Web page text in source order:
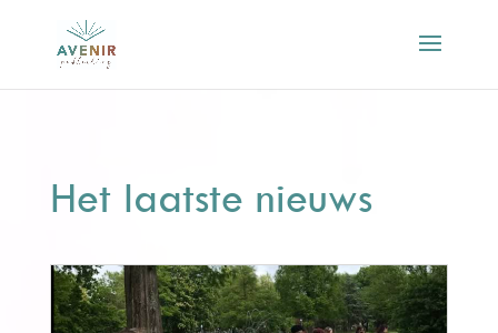
Het laatste nieuws